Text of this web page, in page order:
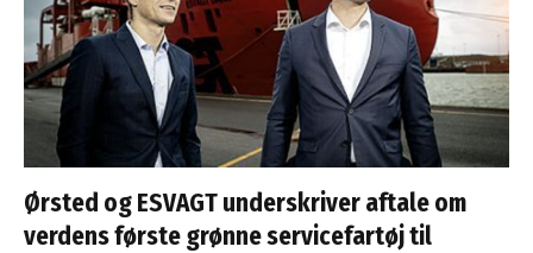
Ørsted og ESVAGT underskriver aftale om
verdens første grønne servicefartøj til